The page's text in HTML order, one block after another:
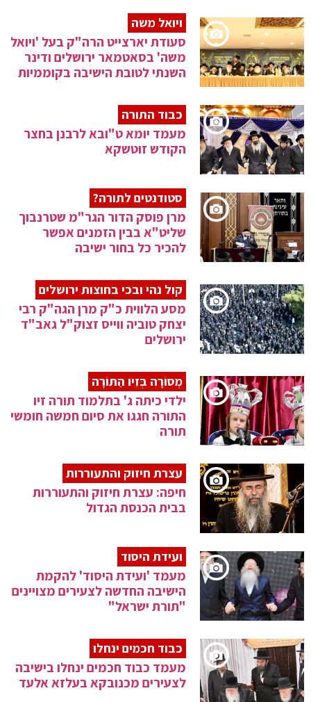
ויואל משה
סעודת יארצייט הרה"ק בעל 'ויואל
משה' בסאטמאר ירושלים ודינר
השנתי לטובת הישיבה בקוממיות
כבוד התורה
מעמד יומא ט"ובא לרבנן בחצר
הקודש זוטשקא
סטודנטים לתורה?
מרן פוסק הדור הגר"מ שטרנבוך
שליט"א בבין הזמנים אפשר
להכיר כל בחור ישיבה
קול נהי ובכי בחוצות ירושלים
מסע הלווית כ"ק מרן הגה"ק רבי
יצחק טוביה ווייס זצוק"ל גאב"ד
ירושלים
מְסוֹרָה בְּזִיו הַתּוֹרָה
ילדי כיתה ג' בתלמוד תורה זיו
התורה חגגו את סיום חמשה חומשי
תורה
עצרת חיזוק והתעוררות
חיפה: עצרת חיזוק והתעוררות
בבית הכנסת הגדול
ועידת היסוד
מעמד 'ועידת היסוד' להקמת
הישיבה החדשה לצעירים מצויינים
"תורת ישראל"
כבוד חכמים ינחלו
מעמד כבוד חכמים ינחלו בישיבה
לצעירים מכנובקא בעלזא אלעד